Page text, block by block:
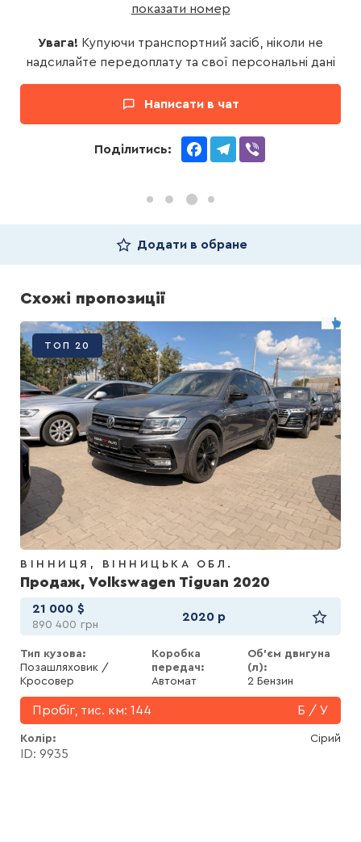
показати номер
Увага! Купуючи транспортний засіб, ніколи не
надсилайте передоплату та свої персональні дані
Написати в чат
Поділитись: FacebookTelegram
Додати в обране
Схожі пропозиції
ТОП 20
ВІННИЦЯ ВІННИЦЬКА ОБЛ.
Продаж, Volkswagen Tiguan 2020
21 000 $
890 400 грн
2020 р
Тип кузова:
Позашляховик /
Кросовер
Коробка
передач:
Автомат
Об'єм двигуна
(л):
2 Бензин
Пробіг, тис. км: 144 Б / У
Колір Сірий
ID: 9935